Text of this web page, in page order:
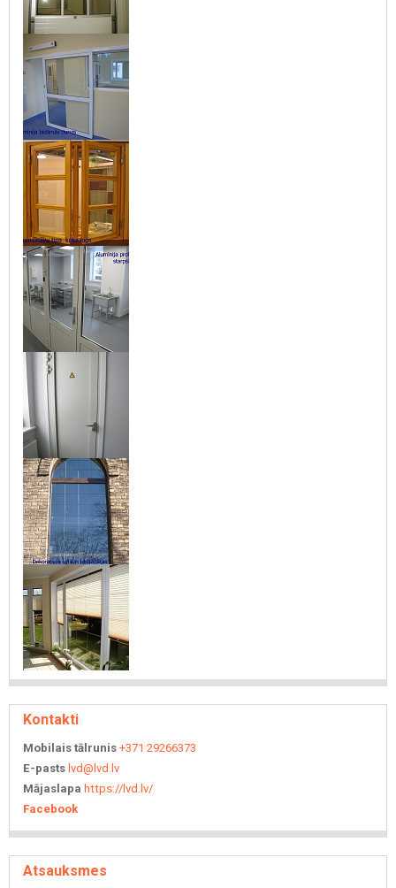
Kontakti
Mobilais tālrunis +371 29266373
E-pasts lvd@lvd.lv
Mājaslapa https://lvd.lv/
Facebook
Atsauksmes